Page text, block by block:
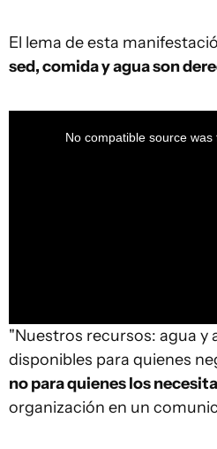
El lema de esta
sed, comida y agua son
No compatible source was
"Nuestros recursos: agua y
disponibles para quienes
no para quienes los
organización en un